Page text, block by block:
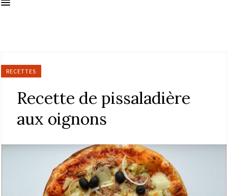
RECETTES
Recette de pissaladière
aux oignons